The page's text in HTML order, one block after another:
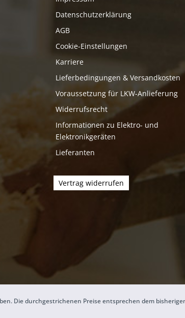
Datenschutzerklärung
AGB
Cookie-Einstellungen
Karriere
Lieferbedingungen & Versandkosten
Voraussetzung für LKW-Anlieferung
Widerrufsrecht
Informationen zu Elektro- und
Elektronikgeräten
Lieferanten
Vertrag widerrufen
Die durchgestrichenen Preise entsprechen dem